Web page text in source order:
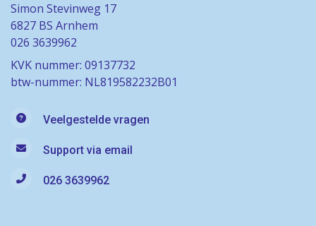
Simon Stevinweg 17
6827 BS Arnhem
026 3639962
KVK nummer: 09137732
btw-nummer: NL819582232B01
Veelgestelde vragen
Support via email
026 3639962